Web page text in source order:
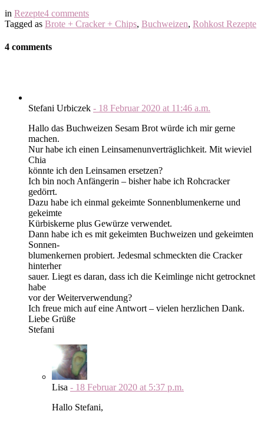
in Rezepte4 comments
Tagged as Brote + Cracker + Chips, Buchweizen, Rohkost Rezepte
4 comments
Stefani Urbiczek - 18 Februar 2020 at 11:46 a.m.
Hallo das Buchweizen Sesam Brot würde ich mir gerne
machen.
Nur habe ich einen Leinsamenunverträglichkeit. Mit wieviel
Chia
könnte ich den Leinsamen ersetzen?
Ich bin noch Anfängerin – bisher habe ich Rohcracker
gedörrt.
Dazu habe ich einmal gekeimte Sonnenblumenkerne und
gekeimte
Kürbiskerne plus Gewürze verwendet.
Dann habe ich es mit gekeimten Buchweizen und gekeimten
Sonnen-
blumenkernen probiert. Jedesmal schmeckten die Cracker
hinterher
sauer. Liegt es daran, dass ich die Keimlinge nicht getrocknet
habe
vor der Weiterverwendung?
Ich freue mich auf eine Antwort – vielen herzlichen Dank.
Liebe Grüße
Stefani
Lisa - 18 Februar 2020 at 5:37 p.m.
Hallo Stefani,